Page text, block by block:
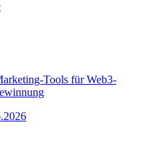
Tools für Web3-